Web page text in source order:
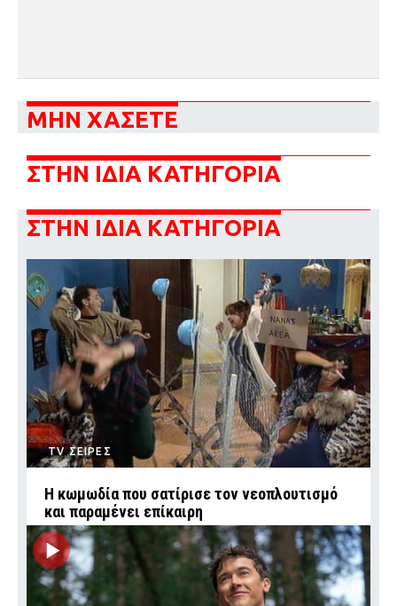
ΜΗΝ ΧΑΣΕΤΕ
ΣΤΗΝ ΙΔΙΑ ΚΑΤΗΓΟΡΙΑ
ΣΤΗΝ ΙΔΙΑ ΚΑΤΗΓΟΡΙΑ
TV ΣΕΙΡΕΣ
Η κωμωδία που σατίρισε τον νεοπλουτισμό
και παραμένει επίκαιρη